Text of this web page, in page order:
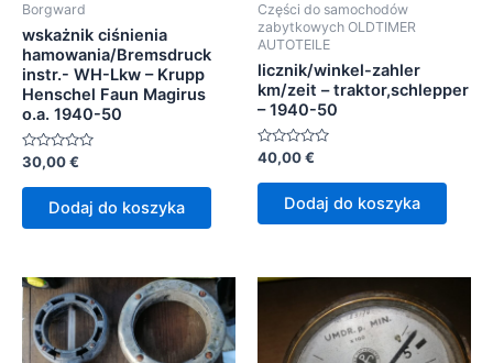
Borgward
wskażnik ciśnienia
hamowania/Bremsdruck
instr.- WH-Lkw – Krupp
Henschel Faun Magirus
o.a. 1940-50
Oceniono
na
30,00€
Dodaj do koszyka
Części do samochodów
zabytkowych OLDTIMER
AUTOTEILE
licznik/winkel-zahler
km/zeit – traktor,schlepper
– 1940-50
Oceniono
na
40,00€
Dodaj do koszyka